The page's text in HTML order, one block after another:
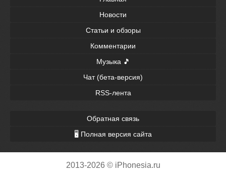
Новости
Статьи и обзоры
Комментарии
Музыка 🎵
Чат (бета-версия)
RSS-лента
Обратная связь
🖥 Полная версия сайта
2013-2026 © iPhonesia.ru